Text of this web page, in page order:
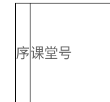
序课堂号